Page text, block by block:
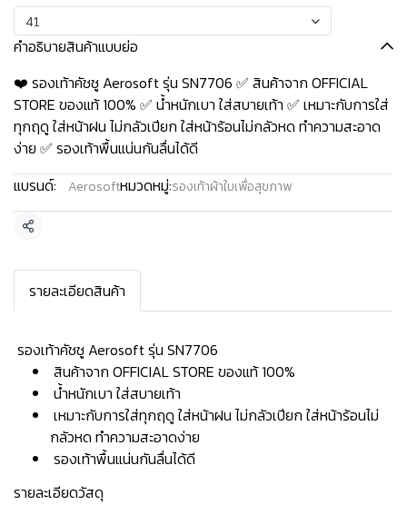
41
คำอธิบายสินค้าแบบย่อ
❤️ รองเท้าคัชชู Aerosoft รุ่น SN7706 ✅ สินค้าจาก OFFICIAL
STORE ของแท้ 100% ✅ น้ำหนักเบา ใส่สบายเท้า ✅ เหมาะกับการใส่
ทุกฤดู ใส่หน้าฝน ไม่กลัวเปียก ใส่หน้าร้อนไม่กลัวหด ทำความสะอาด
ง่าย ✅ รองเท้าพื้นแน่นกันลื่นได้ดี
แบรนด์:
Aerosoftหมวดหมู่:รองเท้าผ้าใบเพื่อสุขภาพ
แชร์
รายละเอียดสินค้า
️ รองเท้าคัชชู Aerosoft รุ่น SN7706
สินค้าจาก OFFICIAL STORE ของแท้ 100%
น้ำหนักเบา ใส่สบายเท้า
เหมาะกับการใส่ทุกฤดู ใส่หน้าฝน ไม่กลัวเปียก ใส่หน้าร้อนไม่
กลัวหด ทำความสะอาดง่าย
รองเท้าพื้นแน่นกันลื่นได้ดี
รายละเอียดวัสดุ